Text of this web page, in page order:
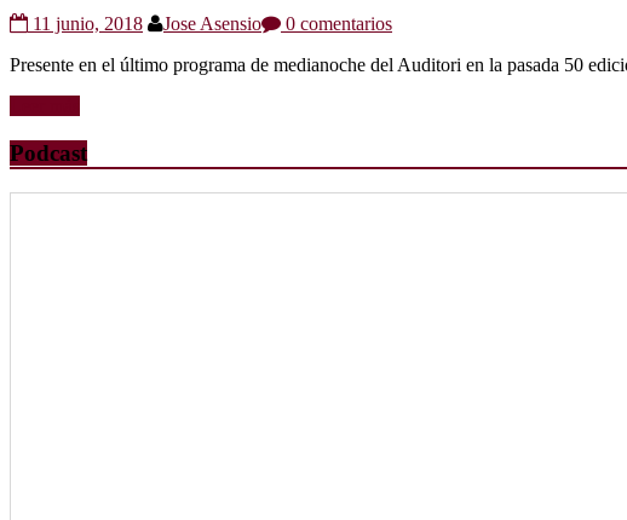
11 junio, 2018 Jose Asensio
0 comentarios
Presente en el último programa de medianoche del Auditori en la pasada 50
Podcast